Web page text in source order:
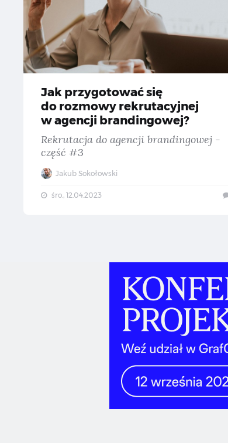
Jak przygotować się
do rozmowy rekrutacyjnej
w agencji brandingowej?
Rekrutacja do agencji brandingowej -
część #3
Jakub Sokołowski
śro., 12.04.2023